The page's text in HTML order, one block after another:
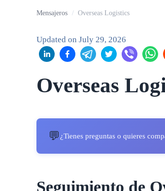
Mensajeros / Overseas Logistics
Updated onJuly 29, 2026
Overseas
💬¿Tienes preguntas o quieres
Seguimiento de